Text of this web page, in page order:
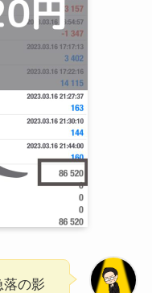
落の影